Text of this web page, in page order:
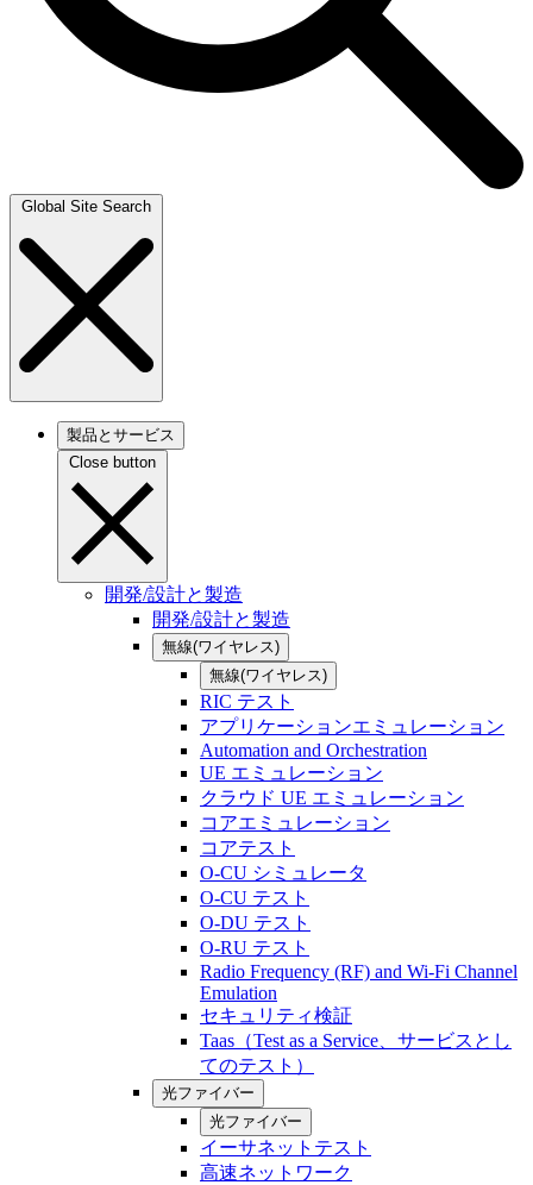
Global Site Search
製品とサービス
Close button
開発/設計と製造
開発/設計と製造
無線(ワイヤレス)
無線(ワイヤレス)
RIC テスト
アプリケーションエミュレーション
Automation and Orchestration
UE エミュレーション
クラウド UE エミュレーション
コアエミュレーション
コアテスト
O-CU シミュレータ
O-CU テスト
O-DU テスト
O-RU テスト
Radio Frequency (RF) and Wi-Fi Channel
Emulation
セキュリティ検証
Taas（Test as a Service、サービスとし
てのテスト）
光ファイバー
光ファイバー
イーサネットテスト
高速ネットワーク